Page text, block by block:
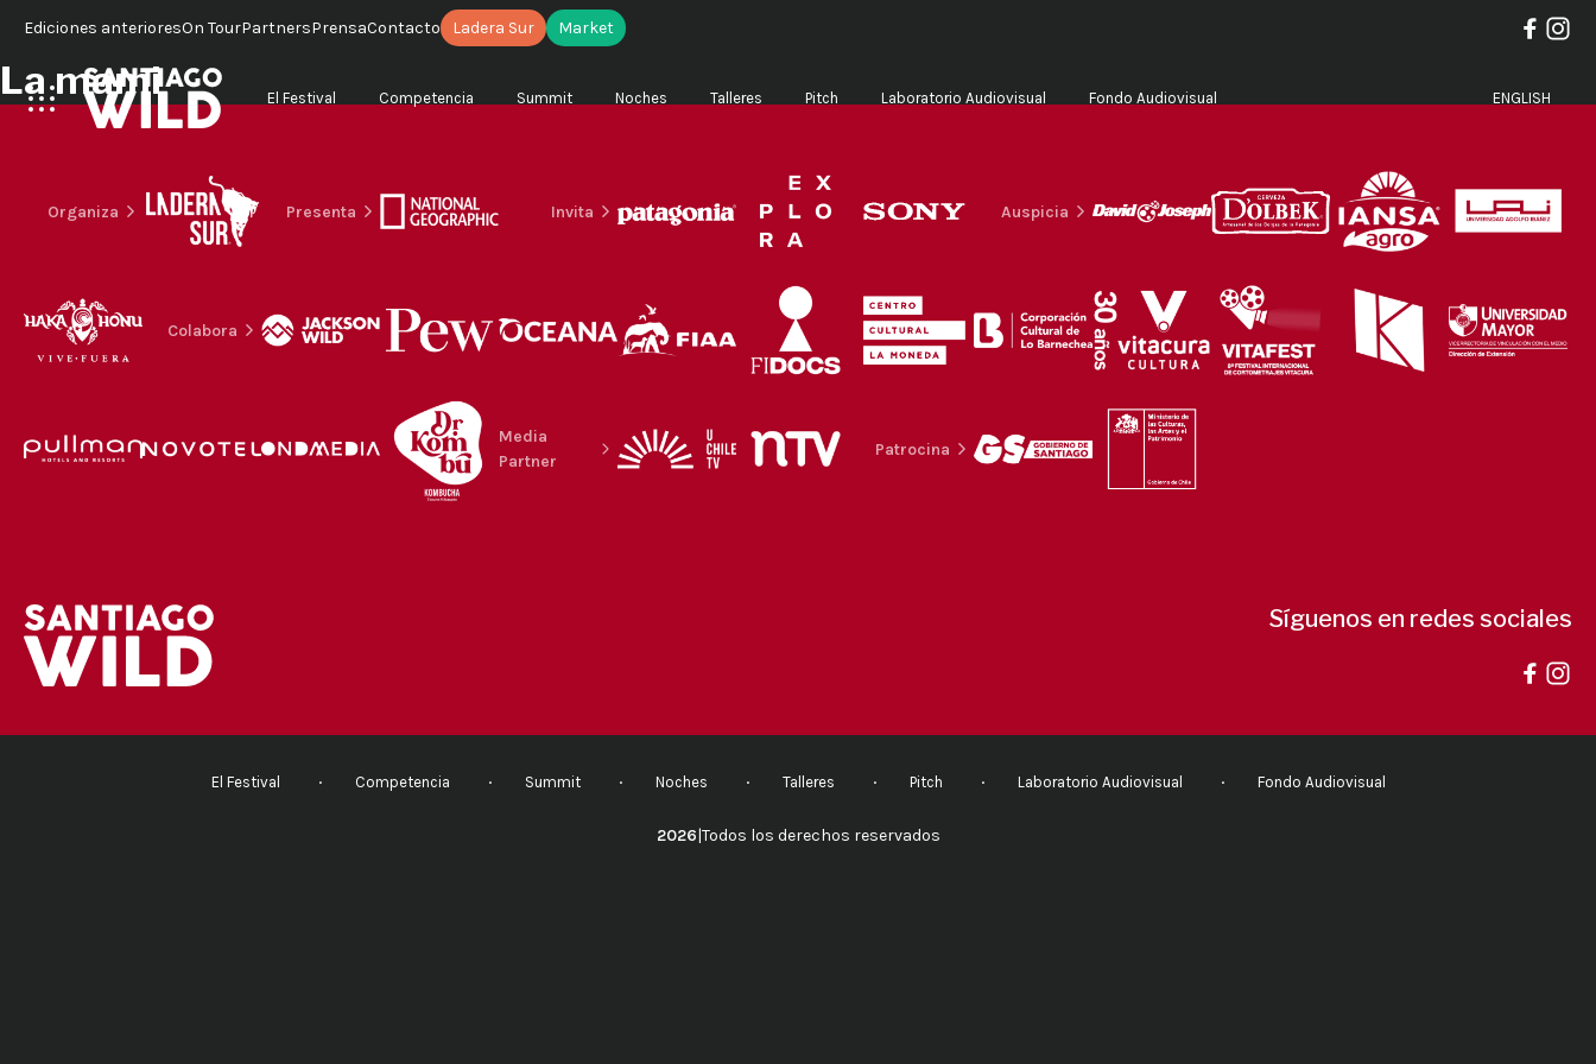
Ediciones anterioresOn TourPartnersPrensaContacto Ladera Sur Market
El Festival Competencia Summit Noches Talleres Pitch Laboratorio Audiovisual Fondo Audiovisual ENGLISH
La mami
Organiza Presenta Invita Auspicia
Colabora
Media
Partner
Patrocina
Síguenos en redes sociales
El Festival Competencia Summit Noches Talleres Pitch Laboratorio Audiovisual Fondo Audiovisual
2026|Todos los derechos reservados